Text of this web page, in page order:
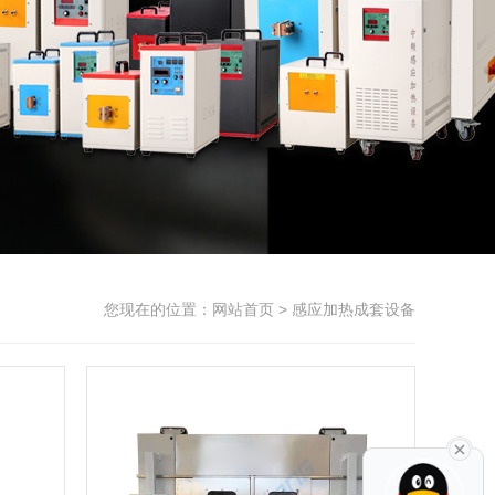
您现在的位置： 网站首页 > 感应加热成套设备